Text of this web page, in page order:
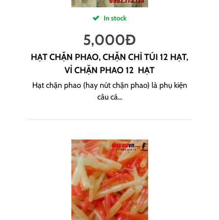
In stock
5,000Đ
HẠT CHẶN PHAO, CHẶN CHÌ TÚI 12 HẠT,
VỈ CHẶN PHAO 12 HẠT
Hạt chặn phao (hay nút chặn phao) là phụ kiện
câu cá...